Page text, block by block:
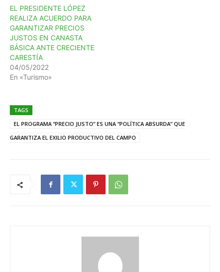
EL PRESIDENTE LÓPEZ
REALIZA ACUERDO PARA
GARANTIZAR PRECIOS
JUSTOS EN CANASTA
BÁSICA ANTE CRECIENTE
CARESTÍA
04/05/2022
En «Turismo»
TAGS
EL PROGRAMA “PRECIO JUSTO” ES UNA “POLÍTICA ABSURDA” QUE
GARANTIZA EL EXILIO PRODUCTIVO DEL CAMPO